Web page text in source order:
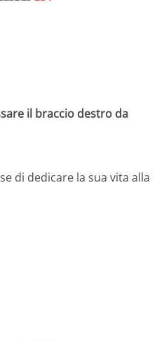
il braccio destro da
di dedicare la sua vita alla